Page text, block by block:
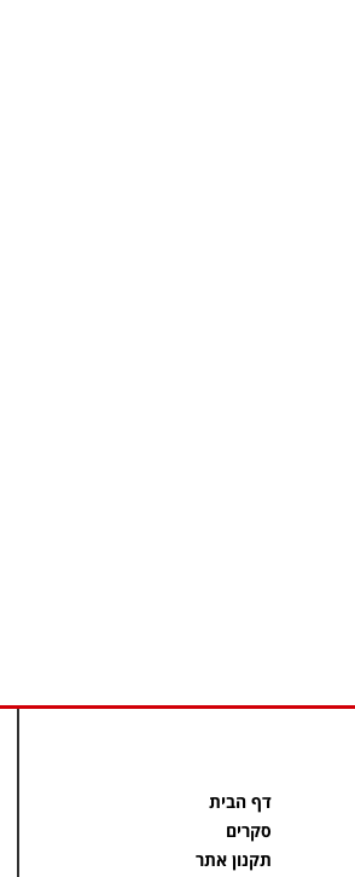
דף הבית
סקרים
תקנון אתר